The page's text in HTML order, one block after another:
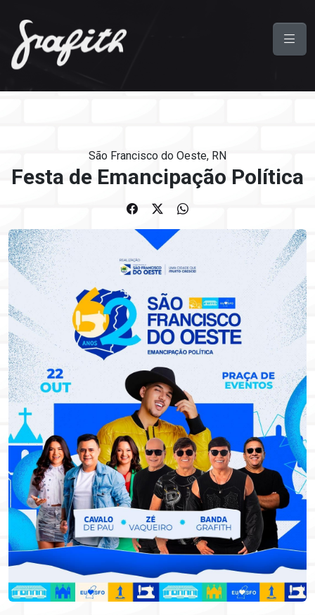
São Francisco do Oeste, RN
Festa de Emancipação Política